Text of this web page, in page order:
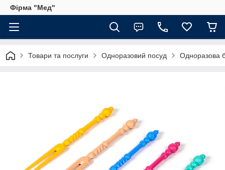
Фірма "Мед"
Товари та послуги Одноразовий посуд Одноразова